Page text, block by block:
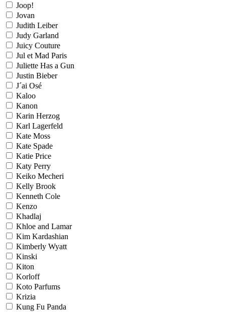
Joop!
Jovan
Judith Leiber
Judy Garland
Juicy Couture
Jul et Mad Paris
Juliette Has a Gun
Justin Bieber
J´ai Osé
Kaloo
Kanon
Karin Herzog
Karl Lagerfeld
Kate Moss
Kate Spade
Katie Price
Katy Perry
Keiko Mecheri
Kelly Brook
Kenneth Cole
Kenzo
Khadlaj
Khloe and Lamar
Kim Kardashian
Kimberly Wyatt
Kinski
Kiton
Korloff
Koto Parfums
Krizia
Kung Fu Panda